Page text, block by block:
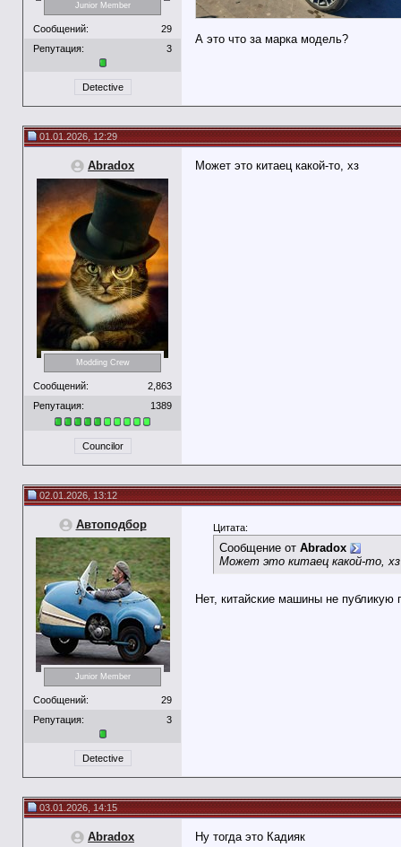
Junior Member
Сообщений:
29
Репутация:
3
Detective
А это что за марка модель?
01.01.2026, 12:29
Abradox
Modding Crew
Сообщений:
2,863
Репутация:
1389
Councilor
Может это китаец какой-то, хз
02.01.2026, 13:12
Автоподбор
Junior Member
Сообщений:
29
Репутация:
3
Detective
Цитата:
Сообщение от Abradox
Может это китаец какой-то, хз
Нет, китайские машины не публикую
03.01.2026, 14:15
Abradox Ну тогда это Кадияк